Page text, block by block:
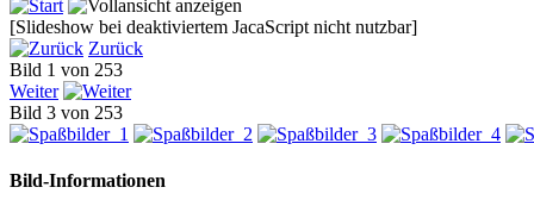
[Slideshow bei deaktiviertem JacaScript nicht nutzbar]
Zurück
Bild 1 von 253
Weiter
Bild 3 von 253
Bild-Informationen